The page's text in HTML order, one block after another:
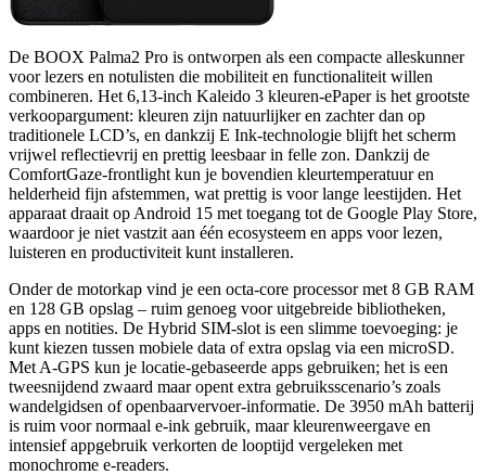
De BOOX Palma2 Pro is ontworpen als een compacte alleskunner
voor lezers en notulisten die mobiliteit en functionaliteit willen
combineren. Het 6,13-inch Kaleido 3 kleuren-ePaper is het grootste
verkoopargument: kleuren zijn natuurlijker en zachter dan op
traditionele LCD’s, en dankzij E Ink-technologie blijft het scherm
vrijwel reflectievrij en prettig leesbaar in felle zon. Dankzij de
ComfortGaze-frontlight kun je bovendien kleurtemperatuur en
helderheid fijn afstemmen, wat prettig is voor lange leestijden. Het
apparaat draait op Android 15 met toegang tot de Google Play Store,
waardoor je niet vastzit aan één ecosysteem en apps voor lezen,
luisteren en productiviteit kunt installeren.
Onder de motorkap vind je een octa-core processor met 8 GB RAM
en 128 GB opslag – ruim genoeg voor uitgebreide bibliotheken,
apps en notities. De Hybrid SIM-slot is een slimme toevoeging: je
kunt kiezen tussen mobiele data of extra opslag via een microSD.
Met A-GPS kun je locatie-gebaseerde apps gebruiken; het is een
tweesnijdend zwaard maar opent extra gebruiksscenario’s zoals
wandelgidsen of openbaarvervoer-informatie. De 3950 mAh batterij
is ruim voor normaal e-ink gebruik, maar kleurenweergave en
intensief appgebruik verkorten de looptijd vergeleken met
monochrome e-readers.